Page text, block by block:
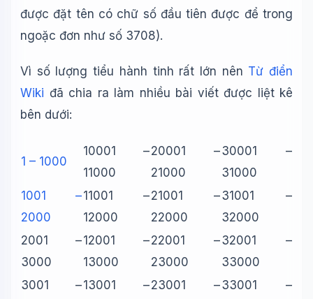
được đặt tên có chữ số đầu tiên được để trong
ngoặc đơn như số 3708).
Vì số lượng tiểu hành tinh rất lớn nên Từ điển
Wiki đã chia ra làm nhiều bài viết được liệt kê
bên dưới:
1 – 1000
10001 –
11000
20001 –
21000
30001 –
31000
1001 –
2000
11001 –
12000
21001 –
22000
31001 –
32000
2001 –
3000
12001 –
13000
22001 –
23000
32001 –
33000
3001 –13001 –23001 –33001 –
🤖Sẵn sàng hỗ trợ
🎓
Tôi là trợ lý AI của TuDienWiki. Hãy hỏi tôi bất kỳ điều gì
về các bài viết trên Wiki!